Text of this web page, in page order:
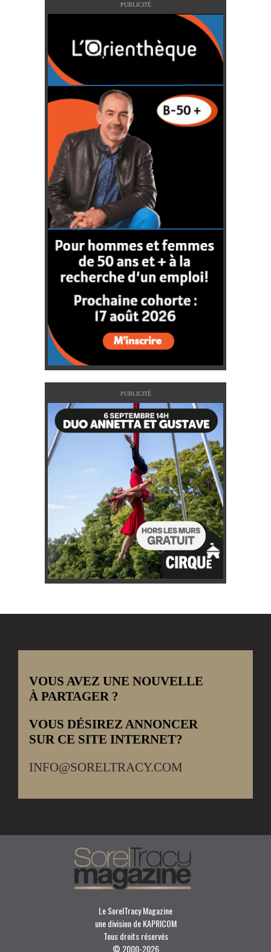
PUBLICITÉ
PUBLICITÉ
VOUS AVEZ UNE NOUVELLE
À PARTAGER ?
VOUS DÉSIREZ ANNONCER
SUR CE SITE INTERNET?
INFO@SORELTRACY.COM
Le SorelTracy Magazine
une division de KAPRICOM
Tous droits réservés
© 2000-2026